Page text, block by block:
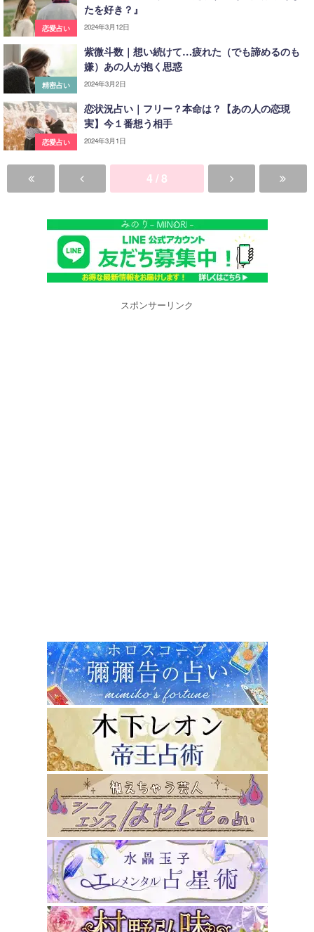
恋愛占い
たを好き？』
2024年3月12日
精密占い
紫微斗数｜想い続けて…疲れた（でも諦めるのも
嫌）あの人が抱く思惑
2024年3月2日
恋愛占い
恋状況占い｜フリー？本命は？【あの人の恋現
実】今１番想う相手
2024年3月1日
4 / 8
スポンサーリンク